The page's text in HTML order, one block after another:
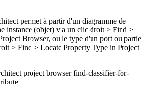
permet à partir d'un diagramme de
instance (objet) via un clic droit > Find >
Browser, ou le type d'un port ou partie
> Find > Locate Property Type in Project